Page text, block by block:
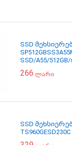
SSD
SSD/A55/512GB/
266 ლარი
SSD